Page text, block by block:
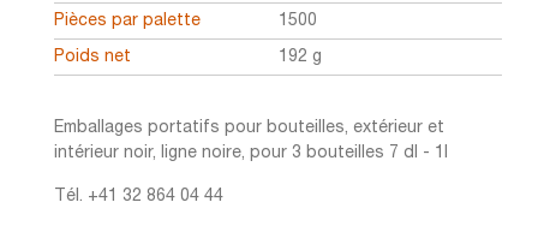
Pièces par palette 1500
Poids net 192 g
Emballages portatifs pour bouteilles, extérieur et
intérieur noir, ligne noire, pour 3 bouteilles 7 dl - 1l
Tél. +41 32 864 04 44